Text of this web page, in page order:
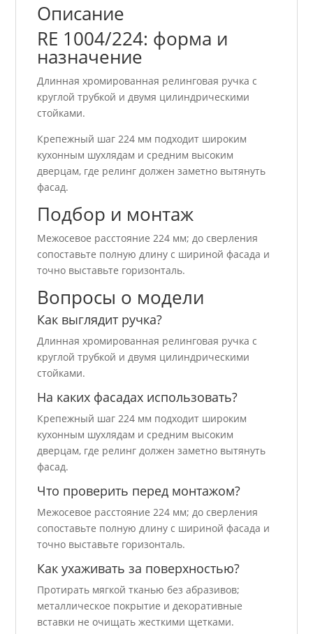
Описание
RE 1004/224: форма и
назначение
Длинная хромированная релинговая ручка с
круглой трубкой и двумя цилиндрическими
стойками.
Крепежный шаг 224 мм подходит широким
кухонным шухлядам и средним высоким
дверцам, где релинг должен заметно вытянуть
фасад.
Подбор и монтаж
Межосевое расстояние 224 мм; до сверления
сопоставьте полную длину с шириной фасада и
точно выставьте горизонталь.
Вопросы о модели
Как выглядит ручка?
Длинная хромированная релинговая ручка с
круглой трубкой и двумя цилиндрическими
стойками.
На каких фасадах использовать?
Крепежный шаг 224 мм подходит широким
кухонным шухлядам и средним высоким
дверцам, где релинг должен заметно вытянуть
фасад.
Что проверить перед монтажом?
Межосевое расстояние 224 мм; до сверления
сопоставьте полную длину с шириной фасада и
точно выставьте горизонталь.
Как ухаживать за поверхностью?
Протирать мягкой тканью без абразивов;
металлическое покрытие и декоративные
вставки не очищать жесткими щетками.